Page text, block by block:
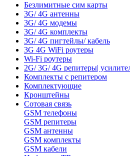
Безлимитные сим карты
3G/ 4G антенны
3G/ 4G модемы
3G/ 4G комплекты
3G/ 4G пигтейлы/ кабель
3G 4G WiFi роутеры
Wi-Fi роутеры
2G/ 3G/ 4G репитеры|
Комплекты с репитером
Комплектующие
Кронштейны
Сотовая связь
GSM телефоны
GSM репитеры
GSM антенны
GSM комплекты
GSM кабели